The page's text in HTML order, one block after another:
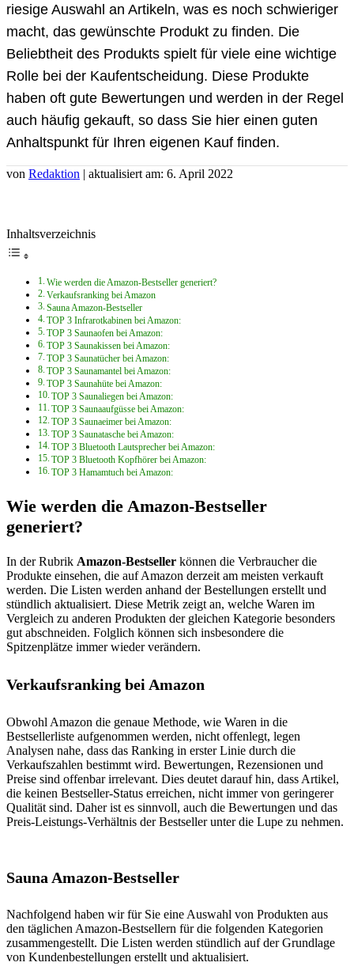
riesige Auswahl an Artikeln, was es noch schwieriger
macht, das gewünschte Produkt zu finden. Die
Beliebtheit des Produkts spielt für viele eine wichtige
Rolle bei der Kaufentscheidung. Diese Produkte
haben oft gute Bewertungen und werden in der Regel
auch häufig gekauft, so dass Sie hier einen guten
Anhaltspunkt für Ihren eigenen Kauf finden.
von Redaktion | aktualisiert am: 6. April 2022
Inhaltsverzeichnis
Wie werden die Amazon-Bestseller generiert?
Verkaufsranking bei Amazon
Sauna Amazon-Bestseller
TOP 3 Infrarotkabinen bei Amazon:
TOP 3 Saunaofen bei Amazon:
TOP 3 Saunakissen bei Amazon:
TOP 3 Saunatücher bei Amazon:
TOP 3 Saunamantel bei Amazon:
TOP 3 Saunahüte bei Amazon:
TOP 3 Saunaliegen bei Amazon:
TOP 3 Saunaaufgüsse bei Amazon:
TOP 3 Saunaeimer bei Amazon:
TOP 3 Saunatasche bei Amazon:
TOP 3 Bluetooth Lautsprecher bei Amazon:
TOP 3 Bluetooth Kopfhörer bei Amazon:
TOP 3 Hamamtuch bei Amazon:
Wie werden die Amazon-Bestseller
generiert?
In der Rubrik Amazon-Bestseller können die Verbraucher die
Produkte einsehen, die auf Amazon derzeit am meisten verkauft
werden. Die Listen werden anhand der Bestellungen erstellt und
stündlich aktualisiert. Diese Metrik zeigt an, welche Waren im
Vergleich zu anderen Produkten der gleichen Kategorie besonders
gut abschneiden. Folglich können sich insbesondere die
Spitzenplätze immer wieder verändern.
Verkaufsranking bei Amazon
Obwohl Amazon die genaue Methode, wie Waren in die
Bestsellerliste aufgenommen werden, nicht offenlegt, legen
Analysen nahe, dass das Ranking in erster Linie durch die
Verkaufszahlen bestimmt wird. Bewertungen, Rezensionen und
Preise sind offenbar irrelevant. Dies deutet darauf hin, dass Artikel,
die keinen Bestseller-Status erreichen, nicht immer von geringerer
Qualität sind. Daher ist es sinnvoll, auch die Bewertungen und das
Preis-Leistungs-Verhältnis der Bestseller unter die Lupe zu nehmen.
Sauna Amazon-Bestseller
Nachfolgend haben wir für Sie eine Auswahl von Produkten aus
den täglichen Amazon-Bestsellern für die folgenden Kategorien
zusammengestellt. Die Listen werden stündlich auf der Grundlage
von Kundenbestellungen erstellt und aktualisiert.